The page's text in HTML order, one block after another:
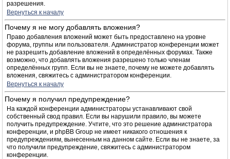
разрешения.
Вернуться к началу
Почему я не могу добавлять вложения?
Право добавления вложений может быть предоставлено на уровне
форума, группы или пользователя. Администратор конференции может
не разрешить добавление вложений в определённых форумах. Также
возможно, что добавлять вложения разрешено только членам
определённых групп. Если вы не знаете, почему не можете добавлять
вложения, свяжитесь с администратором конференции.
Вернуться к началу
Почему я получил предупреждение?
На каждой конференции администраторы устанавливают свой
собственный свод правил. Если вы нарушили правило, вы можете
получить предупреждение. Учтите, что это решение администратора
конференции, и phpBB Group не имеет никакого отношения к
предупреждениям, вынесенным на данном сайте. Если вы не знаете, за
что получили предупреждение, свяжитесь с администратором
конференции.